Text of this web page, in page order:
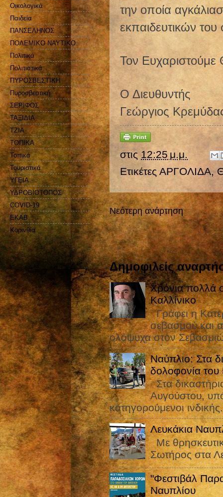
την οποία
εκπαιδευτικών
Τον
Ο Διευθυντής
Γεώργιος
στις 12:25 μ.μ.
Ετικέτες ΑΡΓΟΛΙΔΑ,
Νεότερη ανάρτηση
Δημοφιλείς
Χρόνια πολλά
Καλλίνικο
Γράφει η
σεβασμού και
ολόψυχα στον
Ναύπλιο: Στα
δολοφονία
Στα
Αυγούστου,
κατηγορούμενοι
Λευκάκια
Με
Σωτήρος στα
"Φεστιβάλ
Ναυπλίου
Οικολογικά
Παιδεία
ΠΑΝΣΕΛΗΝΟΣ
ΠΟΛΕΜΙΚΟ ΝΑΥΤΙΚΟ
Πολιτικά
Πολιτιστικά
ΠΥΡΟΣΒΕΣΤΙΚΗ
Πυροσβεστική
ΣΕΡΙΦΟΣ
ΤΑΞΙΔΙΑ
ΤΖΙΑ
ΤΟΠΙΚΑ
Τοπικά
Τουριστικά
ΥΓΕΙΑ
ΥΔΡΟΒΙΟΤΟΠΟΣ
COVID-19
EKAB
Kορινθία